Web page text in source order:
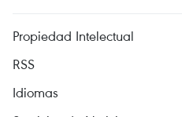
Propiedad Intelectual
RSS
Idiomas